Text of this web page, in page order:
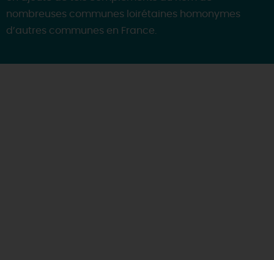
nombreuses communes loirétaines homonymes
d’autres communes en France.